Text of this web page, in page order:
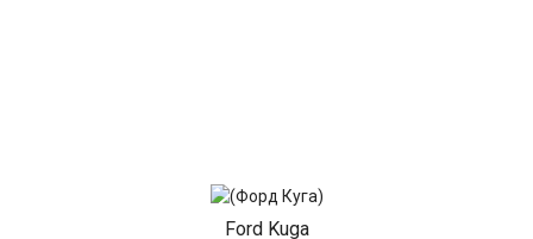
Ford Kuga